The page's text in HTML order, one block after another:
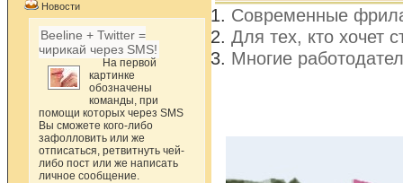
Новости
Beeline + Twitter =
чирикай через SMS!
На первой
картинке
обозначены
команды, при
помощи которых через SMS
Вы сможете кого-либо
зафолловить или же
отписаться, ретвитнуть чей-
либо пост или же написать
личное сообщение.
Современные
Для тех, кто хочет
Многие